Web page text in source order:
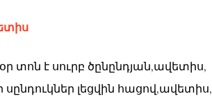
տոն է սուրբ ծընընդյան,ավետիս,
սընդուկներ լեցվին հացով,ավետիս,